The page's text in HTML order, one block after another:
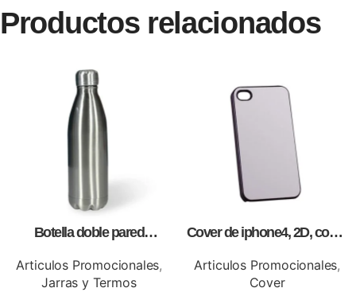
Productos relacionados
Botella doble pared
Articulos Promocionales,
Jarras y Termos
Cover de iphone4, 2D, como
Articulos Promocionales,
Cover